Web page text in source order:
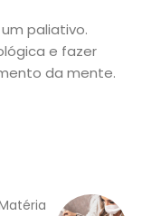
paliativo.
e fazer
da mente.